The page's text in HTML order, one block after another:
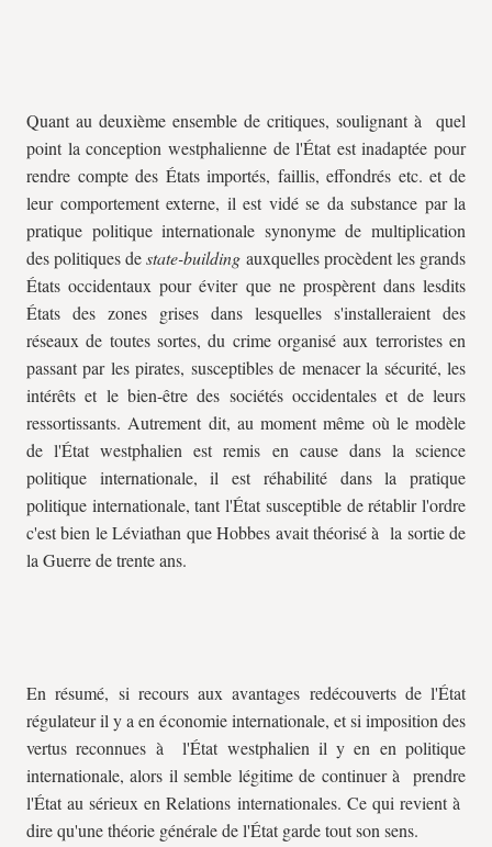
Quant au deuxième ensemble de critiques, soulignant à quel
point la conception westphalienne de l'État est inadaptée pour
rendre compte des États importés, faillis, effondrés etc. et de
leur comportement externe, il est vidé se da substance par la
pratique politique internationale synonyme de multiplication
des politiques destate-building auxquelles procèdent les grands
États occidentaux pour éviter que ne prospèrent dans lesdits
États des zones grises dans lesquelles s'installeraient des
réseaux de toutes sortes, du crime organisé aux terroristes en
passant par les pirates, susceptibles de menacer la sécurité, les
intérêts et le bien-être des sociétés occidentales et de leurs
ressortissants. Autrement dit, au moment même où le modèle
de l'État westphalien est remis en cause dans la science
politique internationale, il est réhabilité dans la pratique
politique internationale, tant l'État susceptible de rétablir l'ordre
c'est bien le Léviathan que Hobbes avait théorisé à la sortie de
la Guerre de trente ans.
En résumé, si recours aux avantages redécouverts de l'État
régulateur il y a en économie internationale, et si imposition des
vertus reconnues à l'État westphalien il y en en politique
internationale, alors il semble légitime de continuer à prendre
l'État au sérieux en Relations internationales. Ce qui revient à
dire qu'une théorie générale de l'État garde tout son sens.